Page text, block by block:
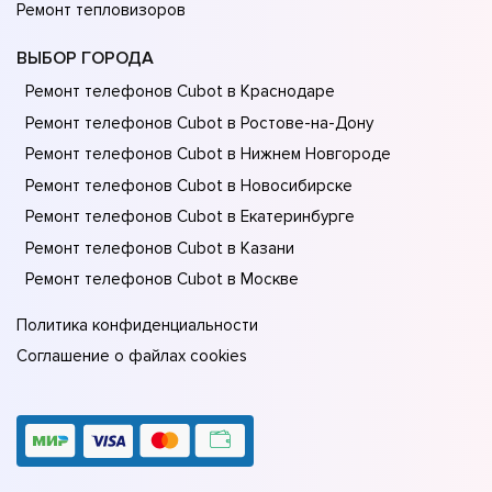
Ремонт тепловизоров
ВЫБОР ГОРОДА
Ремонт телефонов Cubot в Краснодаре
Ремонт телефонов Cubot в Ростове-на-Донy
Ремонт телефонов Cubot в Нижнем Новгороде
Ремонт телефонов Cubot в Новосибирске
Ремонт телефонов Cubot в Екатеринбурге
Ремонт телефонов Cubot в Казани
Ремонт телефонов Cubot в Москве
Политика конфиденциальности
Соглашение о файлах cookies